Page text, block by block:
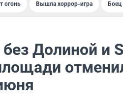
огонь Вышла хоррор-игра
Долиной и